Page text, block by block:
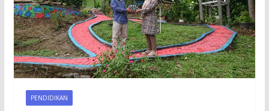
PENDIDIKAN